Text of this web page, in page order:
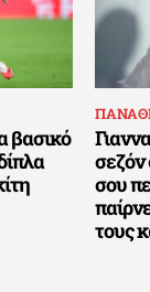
βασικό
σου
τους